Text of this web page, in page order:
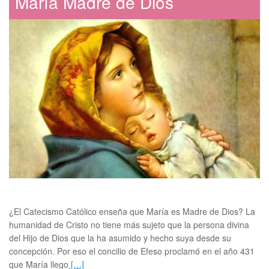
k
¿El Catecismo Católico enseña que María es Madre de Dios? La
humanidad de Cristo no tiene más sujeto que la persona divina
del Hijo de Dios que la ha asumido y hecho suya desde su
concepción. Por eso el concilio de Efeso proclamó en el año 431
que María llego […]